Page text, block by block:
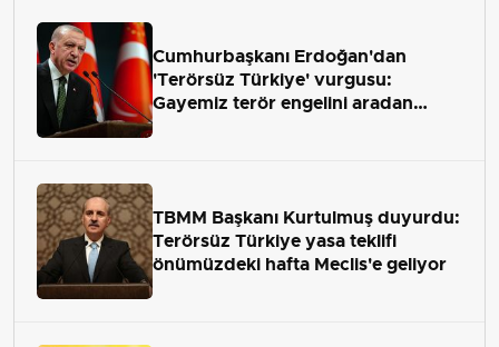
Cumhurbaşkanı Erdoğan'dan
'Terörsüz Türkiye' vurgusu:
Gayemiz terör engelini aradan
TBMM Başkanı Kurtulmuş duyurdu:
Terörsüz Türkiye yasa teklifi
önümüzdeki hafta Meclis'e geliyor